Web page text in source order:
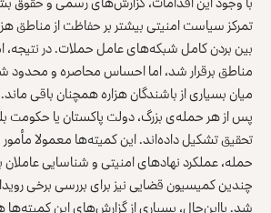
تمرکز سیاست امنیتی بیشتر بر حفاظت از مناطق
بین بردن کامل شبکه‌های عامل حملات. در
مناطق برقرار شد، اما احساس محاصره و محدود
میان بسیاری از باشندگان هزاره همچنان باقی ماند.
پس از هر حمله‌ی بزرگ، دولت پاکستان یا حکومت
تحقیق تشکیل داده‌اند. این کمیته‌ها معمولا
حمله، عملکرد نهادهای امنیتی و شناسایی عاملان
چندین کمیسیون قضایی نیز برای بررسی برخی
شد. بااین‌حال، بسیاری از گزارش‌های این